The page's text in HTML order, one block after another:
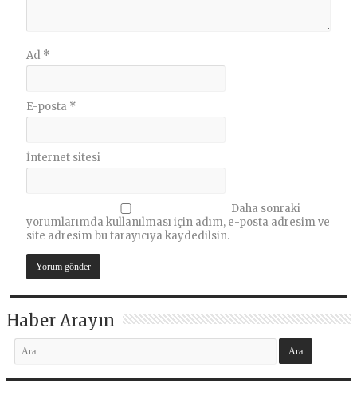
Ad *
E-posta *
İnternet sitesi
Daha sonraki
yorumlarımda kullanılması için adım, e-posta adresim ve
site adresim bu tarayıcıya kaydedilsin.
Haber Arayın